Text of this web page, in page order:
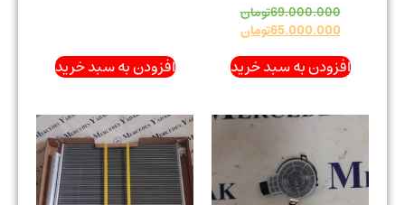
69.000.000تومان
65.000.000تومان
افزودن به سبد خرید افزودن به سبد خرید